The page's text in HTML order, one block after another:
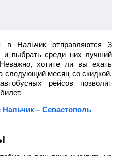
в Нальчик отправляются 3
и выбрать среди них лучший
хотите ли вы ехать
следующий месяц со скидкой,
рейсов позволит
Нальчик – Севастополь